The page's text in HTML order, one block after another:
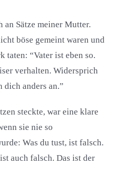
an Sätze meiner Mutter.
böse gemeint waren und
taten: “Vater ist eben so.
verhalten. Widersprich
dich anders an.”
steckte, war eine klare
sie nie so
Was du tust, ist falsch.
auch falsch. Das ist der